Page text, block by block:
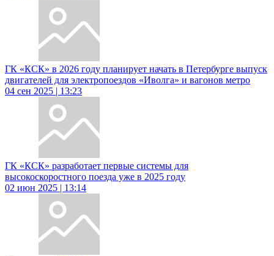
ГК «КСК» в 2026 году планирует начать в Петербурге выпуск
двигателей для электропоездов «Иволга» и вагонов метро
04 сен 2025 | 13:23
ГК «КСК» разработает первые системы для
высокоскоростного поезда уже в 2025 году
02 июн 2025 | 13:14